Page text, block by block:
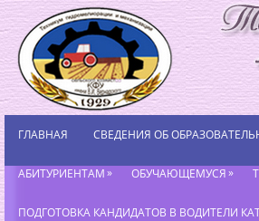
ГЛАВНАЯ СВЕДЕНИЯ ОБ
АБИТУРИЕНТАМ» ОБУЧАЮЩЕМУСЯ»
ПОДГОТОВКА КАНДИДАТОВ В ВОДИТЕЛИ